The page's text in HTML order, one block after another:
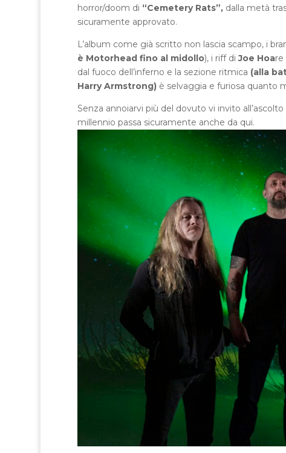
horror/doom di “Cemetery Rats”, dalla metà
sicuramente approvato.
L’album come già scritto non lascia scampo, i
è Motorhead fino al midollo), i riff diJoe Hoare
dal fuoco dell’inferno e la sezione ritmica (alla
Harry Armstrong)è selvaggia e furiosa quanto
Senza annoiarvi più del dovuto vi invito
millennio passa sicuramente anche da qui.